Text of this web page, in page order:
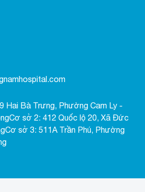
Hai Bà Trưng, Phường Cam Ly -
sở 2: 412 Quốc lộ 20, Xã Đức
sở 3: 511A Trần Phú, Phường